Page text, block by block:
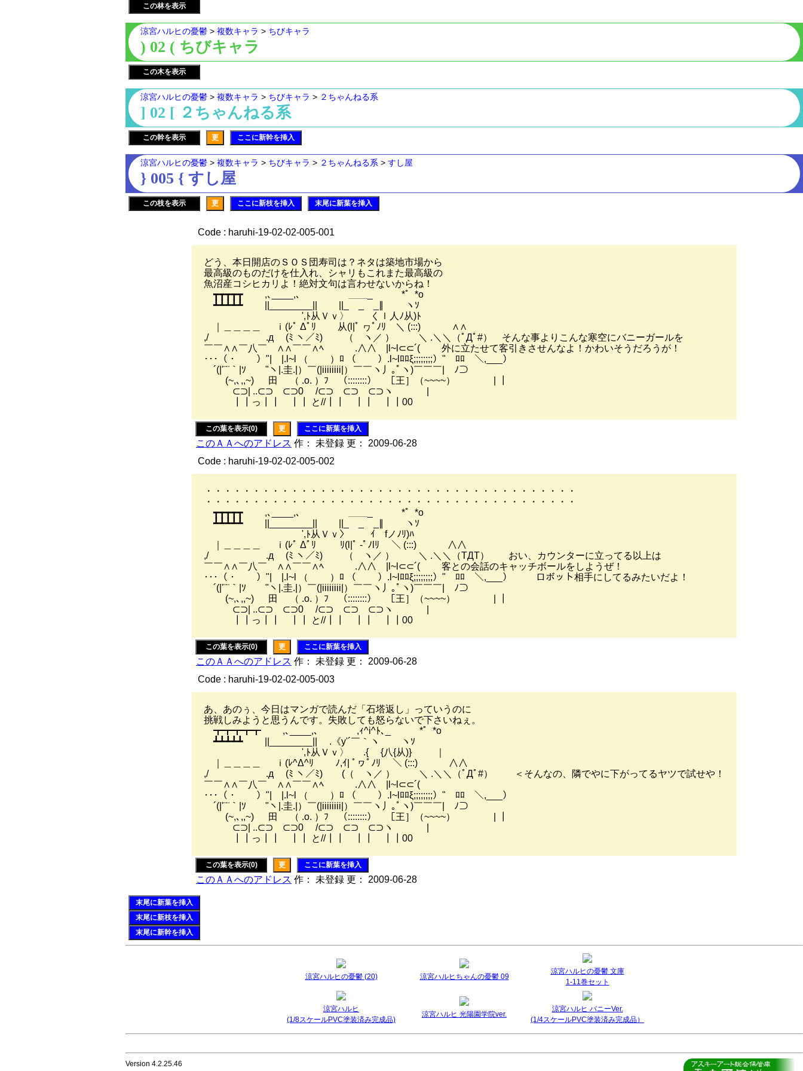
この林を表示
涼宮ハルヒの憂鬱 > 複数キャラ > ちびキャラ
) 02 ( ちびキャラ
この木を表示
涼宮ハルヒの憂鬱 > 複数キャラ > ちびキャラ > ２ちゃんねる系
] 02 [ ２ちゃんねる系
この幹を表示 更 ここに新幹を挿入
涼宮ハルヒの憂鬱 > 複数キャラ > ちびキャラ > ２ちゃんねる系 > すし屋
} 005 { すし屋
この枝を表示 更 ここに新枝を挿入 末尾に新葉を挿入
Code : haruhi-19-02-02-005-001
どう、本日開店のＳＯＳ団寿司は？ネタは築地市場から
最高級のものだけを仕入れ、シャリもこれまた最高級の
魚沼産コシヒカリよ！絶対文句は言わせないからね！
┳┳┳┳┳ ,､____,､ ＿＿_ *゜*o
┻┻┻┻┻ ||________|| ||_ _ _∥ ヽｿ
',ﾄ从Ｖｖ〉 くｌ人ﾉ从)ﾄ
｜＿＿＿＿ ｉ(ﾚﾟ Δﾟﾘ 从(l|ﾟ ヮﾟﾉﾘ ＼ (:::) ∧∧
,/ .д (ﾐ ヽ／ﾐ) （ ヽ／ ） ＼ .＼＼（ﾟДﾟ#） そんな事よりこんな寒空にバニーガールを
￣￣∧∧￣八￣ ∧∧￣￣∧ﾍ￣￣￣ .∧∧￣|l~l⊂⊂´( 外に立たせて客引きさせんなよ！かわいそうだろうが！
･･･（・ ）"| |.l~l （ ）ﾛ （ ）.l~lﾛﾛξ;;;;;;;;）" ﾛﾛ ＼,___）
￣´(|'¨¨｀|ｿ￣￣"ヽ|.圭.|）￣(|iiiiiiii|）￣￣ヽ丿｡ﾟヽ)￣￣￣| ﾉ⊃
(~,､,,~) 田 （ .o. ）ﾌ （::::::::） ［王］（~~~~） | ┃
⊂⊃| ..⊂⊃ ⊂⊃0 /⊂⊃ ⊂⊃ ⊂⊃ヽ |
┃┃っ┃┃ ┃┃ と//┃┃ ┃┃ ┃┃00
この葉を表示(0) 更 ここに新葉を挿入
このＡＡへのアドレス 作： 未登録 更： 2009-06-28
Code : haruhi-19-02-02-005-002
・・・・・・・・・・・・・・・・・・・・・・・・・・・・・・・・・・・・・・・
・・・・・・・・・・・・・・・・・・・・・・・・・・・・・・・・・・・・・・・
┳┳┳┳┳ ,､____,､ ＿＿_ *゜*o
┻┻┻┻┻ ||________|| ||_ _ _∥ ヽｿ
',ﾄ从Ｖｖ〉 ｲ fノﾉﾘ)ﾊ
｜＿＿＿＿ ｉ(ﾚﾟ Δﾟﾘ ﾘ(l|ﾟ -ﾟﾉlﾘ ＼ (:::) ∧∧
,/ .д (ﾐ ヽ／ﾐ) （ ヽ／ ） ＼ .＼＼（TДT） おい、カウンターに立ってる以上は
￣￣∧∧￣八￣ ∧∧￣￣∧ﾍ￣￣￣ .∧∧￣|l~l⊂⊂´( 客との会話のキャッチボールをしようぜ！
･･･（・ ）"| |.l~l （ ）ﾛ （ ）.l~lﾛﾛξ;;;;;;;;）" ﾛﾛ ＼,___） ロボット相手にしてるみたいだよ！
￣´(|'¨¨｀|ｿ￣￣"ヽ|.圭.|）￣(|iiiiiiii|）￣￣ヽ丿｡ﾟヽ)￣￣￣| ﾉ⊃
(~,､,,~) 田 （ .o. ）ﾌ （::::::::） ［王］（~~~~） | ┃
⊂⊃| ..⊂⊃ ⊂⊃0 /⊂⊃ ⊂⊃ ⊂⊃ヽ |
┃┃っ┃┃ ┃┃ と//┃┃ ┃┃ ┃┃00
この葉を表示(0) 更 ここに新葉を挿入
このＡＡへのアドレス 作： 未登録 更： 2009-06-28
Code : haruhi-19-02-02-005-003
あ、あのぅ、今日はマンガで読んだ「石塔返し」っていうのに
挑戦しみようと思うんです。失敗しても怒らないで下さいねぇ。
┳┳┳┳┳ ,､____,､ ,ｨ^i^ﾄ､_ *゜*o
┻┻┻┻┻ ||________|| .《y'´￣｀ヽ ヽｿ
',ﾄ从Ｖｖ〉 .{ {八{从)} ｜
｜＿＿＿＿ ｉ(ﾚ^Δ^ﾘ ﾉ,ｲ| ﾟヮﾟﾉﾘ ＼ (:::) ∧∧
,/ .д (ﾐ ヽ／ﾐ) (（ ヽ／ ） ＼ .＼＼（ﾟДﾟ#） ＜そんなの、隣でやに下がってるヤツで試せや！
￣￣∧∧￣八￣ ∧∧￣￣∧ﾍ￣￣￣ .∧∧￣|l~l⊂⊂´(
･･･（・ ）"| |.l~l （ ）ﾛ （ ）.l~lﾛﾛξ;;;;;;;;）" ﾛﾛ ＼,___）
￣´(|'¨¨｀|ｿ￣￣"ヽ|.圭.|）￣(|iiiiiiii|）￣￣ヽ丿｡ﾟヽ)￣￣￣| ﾉ⊃
(~,､,,~) 田 （ .o. ）ﾌ （::::::::） ［王］（~~~~） | ┃
⊂⊃| ..⊂⊃ ⊂⊃0 /⊂⊃ ⊂⊃ ⊂⊃ヽ |
┃┃っ┃┃ ┃┃ と//┃┃ ┃┃ ┃┃00
この葉を表示(0) 更 ここに新葉を挿入
このＡＡへのアドレス 作： 未登録 更： 2009-06-28
末尾に新葉を挿入
末尾に新枝を挿入
末尾に新幹を挿入
涼宮ハルヒの憂鬱 (20) 涼宮ハルヒちゃんの憂鬱 09
涼宮ハルヒの憂鬱 文庫
1-11巻セット
涼宮ハルヒ
(1/8スケールPVC塗装済み完成品)
涼宮ハルヒ 光陽園学院ver.
涼宮ハルヒ バニーVer.
(1/4スケールPVC塗装済み完成品）
Version 4.2.25.46